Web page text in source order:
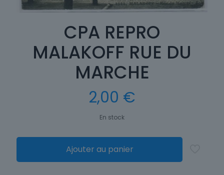
CPA REPRO
MALAKOFF RUE DU
MARCHE
2,00 €
En stock
Ajouter au panier